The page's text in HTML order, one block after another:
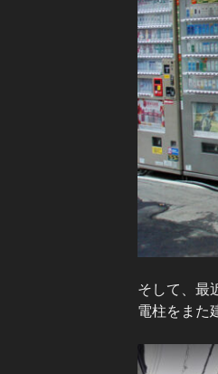
そして、最
電柱をまた